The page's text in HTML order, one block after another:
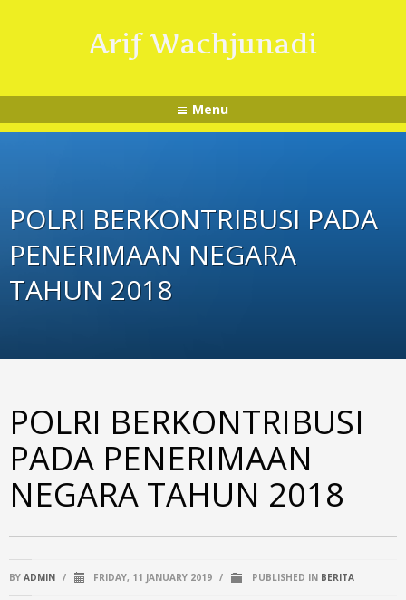
Arif Wachjunadi
Menu
POLRI BERKONTRIBUSI PADA
PENERIMAAN NEGARA
TAHUN 2018
POLRI BERKONTRIBUSI
PADA PENERIMAAN
NEGARA TAHUN 2018
BY ADMIN / FRIDAY, 11 JANUARY 2019 / PUBLISHED IN BERITA